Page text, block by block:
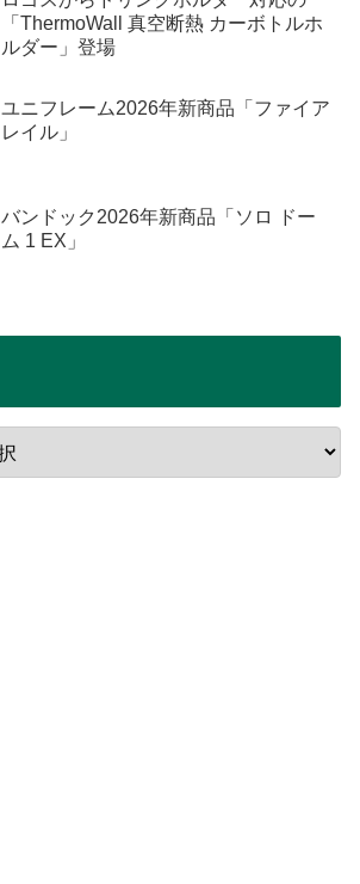
「ThermoWall 真空断熱 カーボトルホ
ルダー」登場
ユニフレーム2026年新商品「ファイア
レイル」
バンドック2026年新商品「ソロ ドー
ム 1 EX」